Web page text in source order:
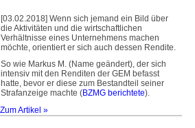
[03.02.2018] Wenn sich jemand ein Bild über
die Aktivitäten und die wirtschaftlichen
Verhältnisse eines Unternehmens machen
möchte, orientiert er sich auch dessen Rendite.
So wie Markus M. (Name geändert), der sich
intensiv mit den Renditen der GEM befasst
hatte, bevor er diese zum Bestandteil seiner
Strafanzeige machte (BZMG berichtete).
Zum Artikel »